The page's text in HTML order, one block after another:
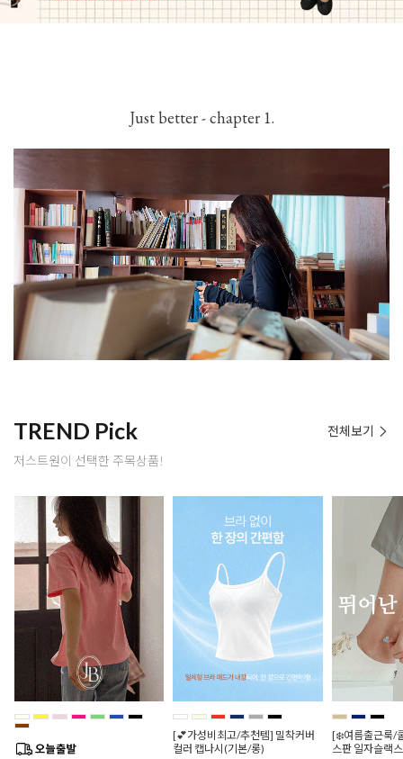
Just better - chapter 1.
TREND Pick
저스트원이 선택한 주목상품!
전체보기
[💕가성비최고/추천템] 밀착커버
컬러 캡나시(기본/롱)
[❄️여름출근룩/
스판 일자슬랙스